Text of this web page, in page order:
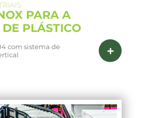
PARA A
PLÁSTICO
com sistema de